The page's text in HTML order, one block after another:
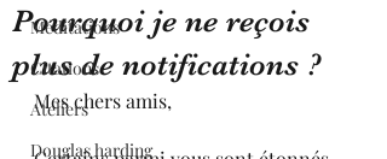
Méditations
Citations
Ateliers
Douglas harding
Pourquoi je ne reçois
plus de notifications ?
Mes chers amis,